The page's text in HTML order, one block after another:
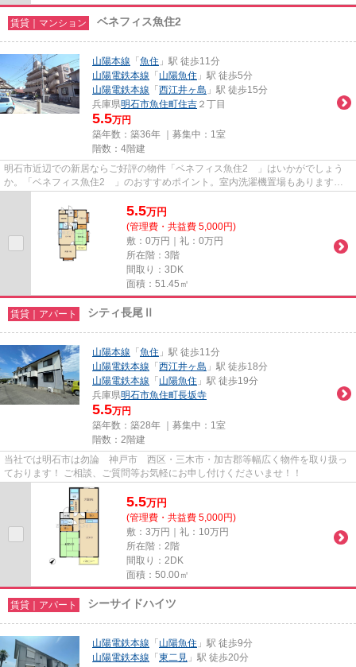
賃貸｜マンション ベネフィス魚住2
山陽本線 「 魚住 」駅 徒歩11分
山陽電鉄本線 「 山陽魚住 」駅 徒歩5分
山陽電鉄本線 「 西江井ヶ島 」駅 徒歩15分
兵庫県明石市魚住町住吉 ２丁目
5.5万円
築年数：築36年 ｜募集中： 1室
階数：4階建
明石市近辺での新居ならご好評の物件「ベネフィス魚住2 」はいかがでしょう
か。「ベネフィス魚住2 」のおすすめポイント。室内洗濯機置場もあります。
5.5万円
(管理費・共益費 5,000円)
敷：0万円｜礼：0万円
所在階：3階
間取り：3DK
面積：51.45㎡
賃貸｜アパート シティ長尾Ⅱ
山陽本線 「 魚住 」駅 徒歩11分
山陽電鉄本線 「 西江井ヶ島 」駅 徒歩18分
山陽電鉄本線 「 山陽魚住 」駅 徒歩19分
兵庫県明石市魚住町長坂寺
5.5万円
築年数：築28年 ｜募集中： 1室
階数：2階建
当社では明石市は勿論 神戸市 西区・三木市・加古郡等幅広く物件を取り扱っ
ております！ ご相談、ご質問等お気軽にお申し付けくださいませ！！
5.5万円
(管理費・共益費 5,000円)
敷：3万円｜礼：10万円
所在階：2階
間取り：2DK
面積：50.00㎡
賃貸｜アパート シーサイドハイツ
山陽電鉄本線 「 山陽魚住 」駅 徒歩9分
山陽電鉄本線 「 東二見 」駅 徒歩20分